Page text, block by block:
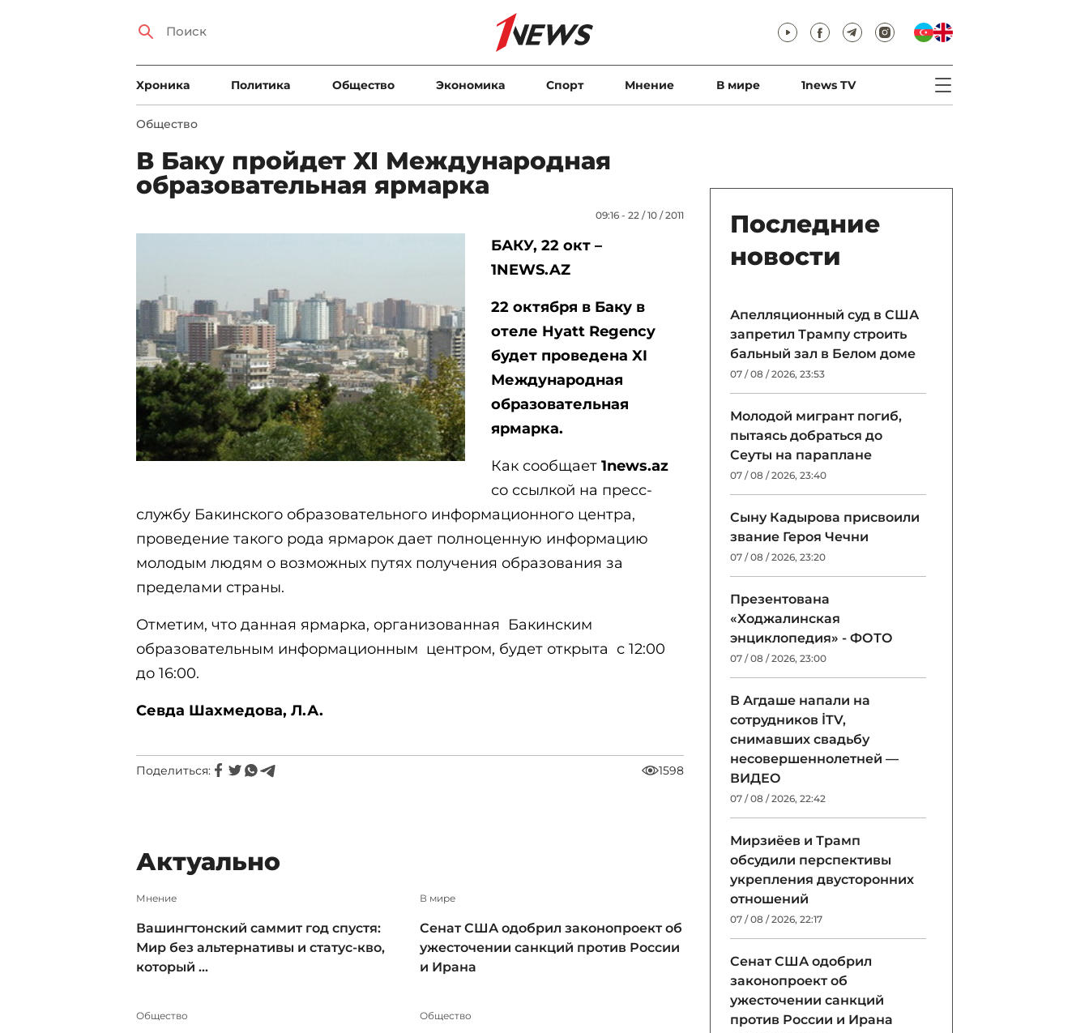
Xроника Политика Общество Экономика Спорт Мнение В мире 1news TV
Общество
В Баку пройдет XI Международная
образовательная ярмарка
09:16 - 22 / 10 / 2011
БАКУ, 22 окт –
1NEWS.AZ
22 октября в Баку в
отеле Hyatt Regency
будет проведена XI
Международная
образовательная
ярмарка.
Как сообщает 1news.az
со ссылкой на пресс-
службу Бакинского образовательного информационного центра,
проведение такого рода ярмарок дает полноценную информацию
молодым людям о возможных путях получения образования за
пределами страны.
Отметим, что данная ярмарка, организованная Бакинским
образовательным информационным центром, будет открыта с 12:00
до 16:00.
Севда Шахмедова, Л.А.
Поделиться: 1598
Актуально
Мнение
Вашингтонский саммит год спустя:
Мир без альтернативы и статус-кво,
который ...
В мире
Сенат США одобрил законопроект об
ужесточении санкций против России
и Ирана
Общество Общество
Последние
новости
Апелляционный суд в США
запретил Трампу строить
бальный зал в Белом доме
07 / 08 / 2026, 23:53
Молодой мигрант погиб,
пытаясь добраться до
Сеуты на параплане
07 / 08 / 2026, 23:40
Сыну Кадырова присвоили
звание Героя Чечни
07 / 08 / 2026, 23:20
Презентована
«Ходжалинская
энциклопедия» - ФОТО
07 / 08 / 2026, 23:00
В Агдаше напали на
сотрудников İTV,
снимавших свадьбу
несовершеннолетней —
ВИДЕО
07 / 08 / 2026, 22:42
Мирзиёев и Трамп
обсудили перспективы
укрепления двусторонних
отношений
07 / 08 / 2026, 22:17
Сенат США одобрил
законопроект об
ужесточении санкций
против России и Ирана